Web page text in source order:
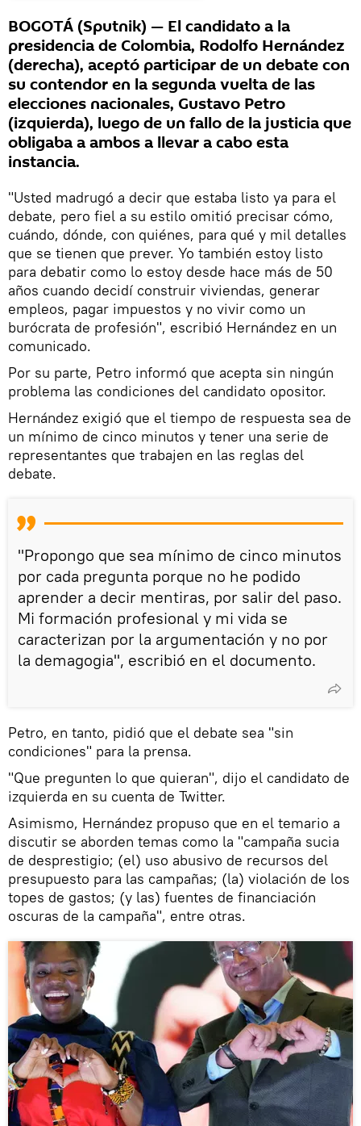
BOGOTÁ (Sputnik) — El candidato a la
presidencia de Colombia, Rodolfo Hernández
(derecha), aceptó participar de un debate con
su contendor en la segunda vuelta de las
elecciones nacionales, Gustavo Petro
(izquierda), luego de un fallo de la justicia que
obligaba a ambos a llevar a cabo esta
instancia.
"Usted madrugó a decir que estaba listo ya para el
debate, pero fiel a su estilo omitió precisar cómo,
cuándo, dónde, con quiénes, para qué y mil detalles
que se tienen que prever. Yo también estoy listo
para debatir como lo estoy desde hace más de 50
años cuando decidí construir viviendas, generar
empleos, pagar impuestos y no vivir como un
burócrata de profesión", escribió Hernández en un
comunicado.
Por su parte, Petro informó que acepta sin ningún
problema las condiciones del candidato opositor.
Hernández exigió que el tiempo de respuesta sea de
un mínimo de cinco minutos y tener una serie de
representantes que trabajen en las reglas del
debate.
"Propongo que sea mínimo de cinco minutos
por cada pregunta porque no he podido
aprender a decir mentiras, por salir del paso.
Mi formación profesional y mi vida se
caracterizan por la argumentación y no por
la demagogia", escribió en el documento.
Petro, en tanto, pidió que el debate sea "sin
condiciones" para la prensa.
"Que pregunten lo que quieran", dijo el candidato de
izquierda en su cuenta de Twitter.
Asimismo, Hernández propuso que en el temario a
discutir se aborden temas como la "campaña sucia
de desprestigio; (el) uso abusivo de recursos del
presupuesto para las campañas; (la) violación de los
topes de gastos; (y las) fuentes de financiación
oscuras de la campaña", entre otras.